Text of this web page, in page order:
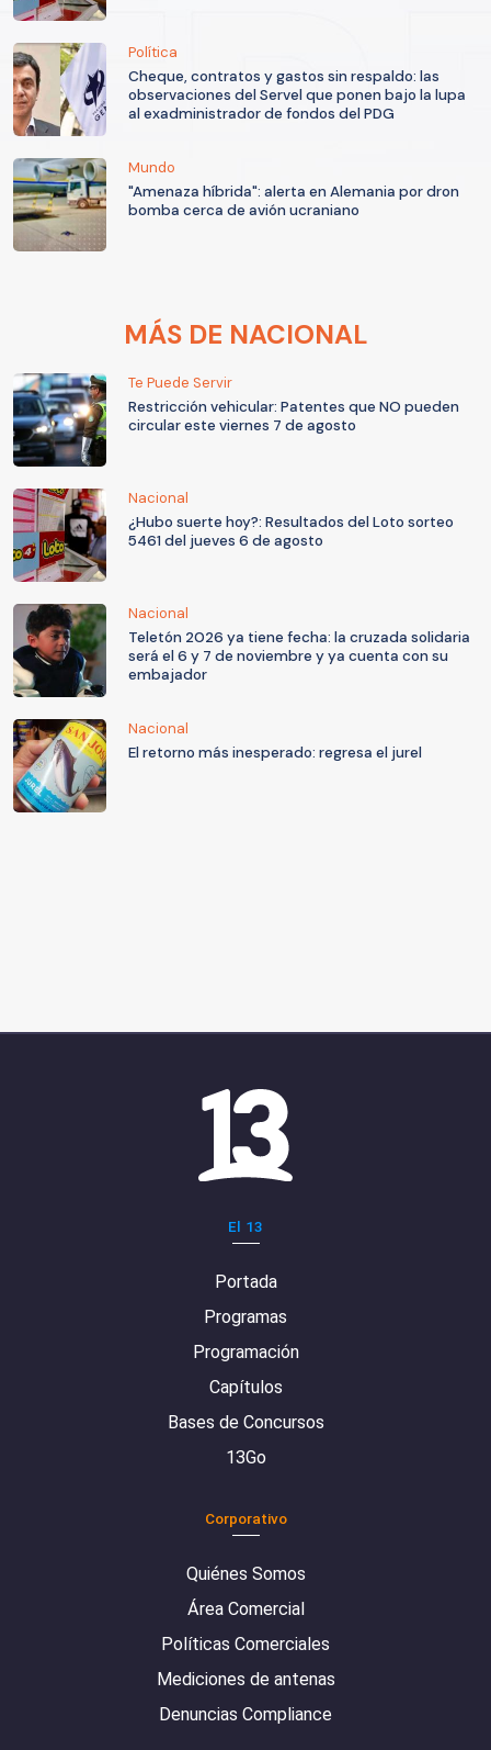
Política
Cheque, contratos y gastos sin respaldo: las
observaciones del Servel que ponen bajo la lupa
al exadministrador de fondos del PDG
Mundo
"Amenaza híbrida": alerta en Alemania por dron
bomba cerca de avión ucraniano
MÁS DE NACIONAL
Te Puede Servir
Restricción vehicular: Patentes que NO pueden
circular este viernes 7 de agosto
Nacional
¿Hubo suerte hoy?: Resultados del Loto sorteo
5461 del jueves 6 de agosto
Nacional
Teletón 2026 ya tiene fecha: la cruzada solidaria
será el 6 y 7 de noviembre y ya cuenta con su
embajador
Nacional
El retorno más inesperado: regresa el jurel
El 13
Portada
Programas
Programación
Capítulos
Bases de Concursos
13Go
Corporativo
Quiénes Somos
Área Comercial
Políticas Comerciales
Mediciones de antenas
Denuncias Compliance